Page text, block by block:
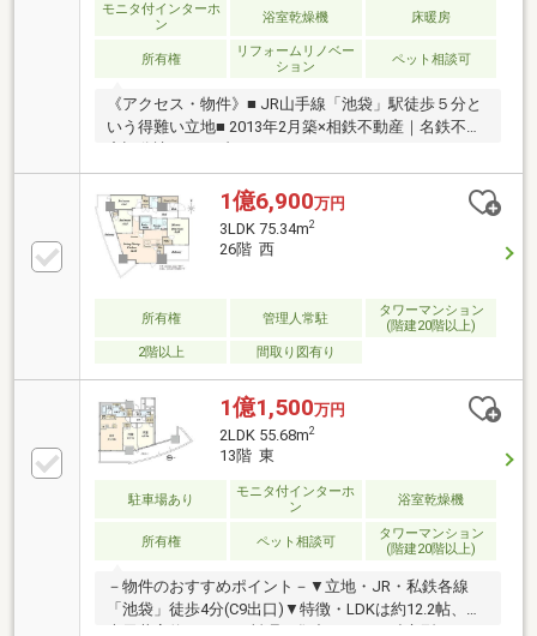
～～～～～～～～◆頭金0円から購入可!長期低金利50
年ローン!◆提携銀行多数、住宅ローンご相談下さい!
◆車でまとめてご案内!自宅まで送迎も可!◆年中無休!
モニタ付インターホ
ン
浴室乾燥機 床暖房
所有権
リフォームリノベー
ション
ペット相談可
《アクセス・物件》■ JR山手線「池袋」駅徒歩５分と
いう得難い立地■ 2013年2月築×相鉄不動産｜名鉄不動
ゲストルーム■ 各階ゴミ置き場／内廊下設計■ コンシ
ェルジュサービス《間取り・眺望》■ 52.39㎡の２
LDK■ 縦長リビング。リビング隣の洋室と一体化して
使いこともできる可変性の高い間取り■ バルコニーに
全居室が面するようにレイアウトされた明るく開放感
内リフォーム済み・システムキッチン交換／ユニット
バス交換／洗面化粧台交換・トイレ交換／クロス張替
1億6,900万円
3LDK 75.34m2
26階 西
所有権 管理人常駐
タワーマンション
(階建20階以上)
2階以上
間取り図有り
1億1,500万円
2LDK 55.68m2
13階 東
駐車場あり
モニタ付インターホ
ン
浴室乾燥機
所有権 ペット相談可
タワーマンション
(階建20階以上)
－物件のおすすめポイント－▼立地・JR・私鉄各線
「池袋」徒歩4分(C9出口)▼特徴・LDKは約12.2帖、最